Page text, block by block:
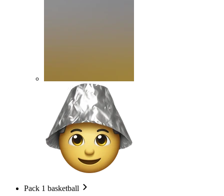
Pack 1 basketball